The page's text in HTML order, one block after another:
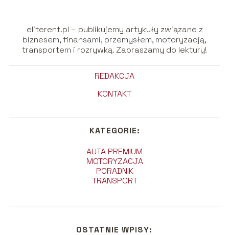
eliterent.pl – publikujemy artykuły związane z
biznesem, finansami, przemysłem, motoryzacją,
transportem i rozrywką. Zapraszamy do lektury!
REDAKCJA
KONTAKT
KATEGORIE:
AUTA PREMIUM
MOTORYZACJA
PORADNIK
TRANSPORT
OSTATNIE WPISY: